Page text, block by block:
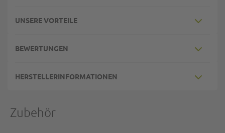
UNSERE VORTEILE
BEWERTUNGEN
HERSTELLERINFORMATIONEN
Zubehör